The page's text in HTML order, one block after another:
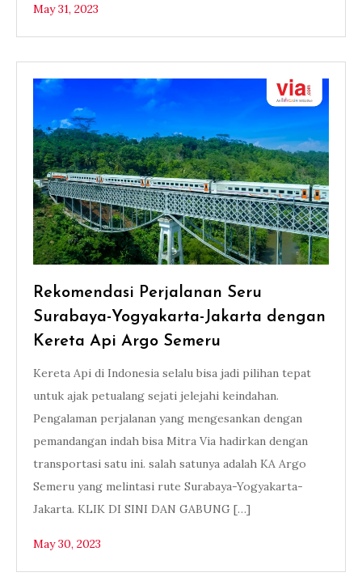
May 31, 2023
Rekomendasi Perjalanan Seru
Surabaya-Yogyakarta-Jakarta dengan
Kereta Api Argo Semeru
Kereta Api di Indonesia selalu bisa jadi pilihan tepat
untuk ajak petualang sejati jelejahi keindahan.
Pengalaman perjalanan yang mengesankan dengan
pemandangan indah bisa Mitra Via hadirkan dengan
transportasi satu ini. salah satunya adalah KA Argo
Semeru yang melintasi rute Surabaya-Yogyakarta-
Jakarta. KLIK DI SINI DAN GABUNG […]
May 30, 2023